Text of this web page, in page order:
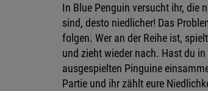
In Blue Penguin versucht ihr, die
sind, desto niedlicher! Das
folgen. Wer an der Reihe ist,
und zieht wieder nach. Hast du
ausgespielten Pinguine
Partie und ihr zählt eure